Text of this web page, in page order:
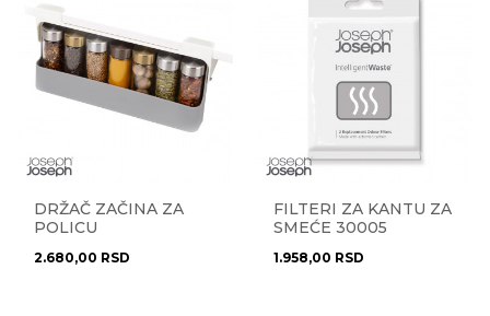
DRŽAČ ZAČINA ZA
POLICU
85147
2.680,00 RSD
FILTERI ZA KANTU ZA
SMEĆE 30005
1.958,00 RSD